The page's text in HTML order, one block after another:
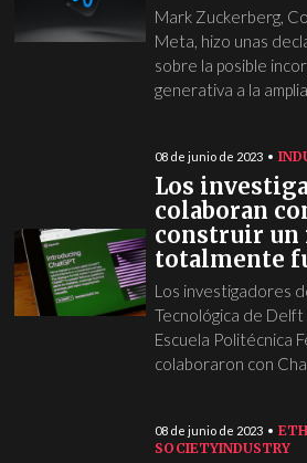
Mark Zuckerberg,
Meta, hizo unas
sobre la posible
generativa a la
08 de junio de 2023
Los
colaboran
construir un
totalmente
Los investigadores
Tecnológica de Delft
Escuela Politécnica
colaboraron con
08 de junio de 2023
SOCIETYINDUSTRY